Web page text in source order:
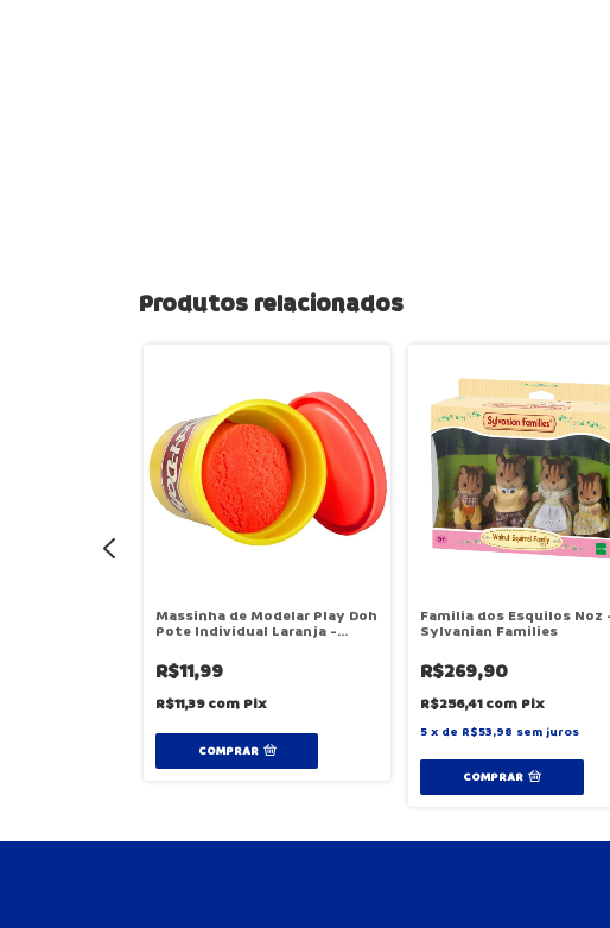
Produtos relacionados
Massinha de Modelar Play Doh
Pote Individual Laranja -
R$11,99
R$11,39com Pix
COMPRAR
Familia dos Esquilos Noz
Sylvanian Families
R$269,90
R$256,41com Pix
5 x de R$53,98 sem juros
COMPRAR